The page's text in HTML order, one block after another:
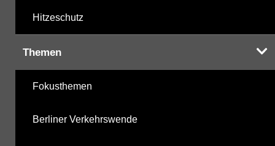
Hitzeschutz
Themen
Fokusthemen
Berliner Verkehrswende